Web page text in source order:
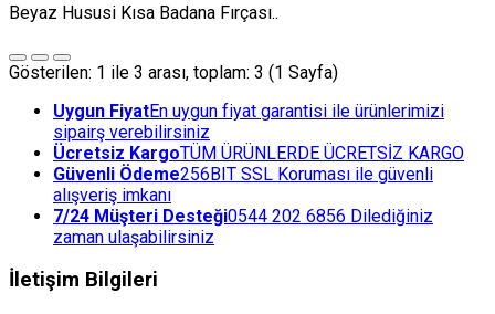
Beyaz Hususi Kısa Badana Fırçası..
Gösterilen: 1 ile 3 arası, toplam: 3 (1 Sayfa)
Uygun FiyatEn uygun fiyat garantisi ile ürünlerimizi
sipairş verebilirsiniz
Ücretsiz KargoTÜM ÜRÜNLERDE ÜCRETSİZ KARGO
Güvenli Ödeme256BIT SSL Koruması ile güvenli
alışveriş imkanı
7/24 Müşteri Desteği0544 202 6856 Dilediğiniz
zaman ulaşabilirsiniz
İletişim Bilgileri